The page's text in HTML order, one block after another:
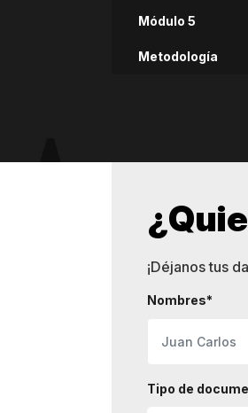
Módulo 5
Metodología
¡Déjanos tus
Nombres*
Tipo de